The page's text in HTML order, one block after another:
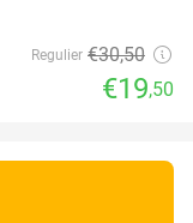
Regulier €30,50
€19,50